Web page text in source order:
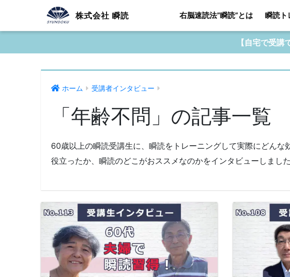
株式会社 瞬読 右脳速読法”瞬読”とは 瞬読ト
【自宅で受
ホーム 受講者インタビュー
「年齢不問」の記事一覧
60歳以上の瞬読受講生に、瞬読をトレーニングして実際にどんな
役立ったか、瞬読のどこがおススメなのかをインタビューしました